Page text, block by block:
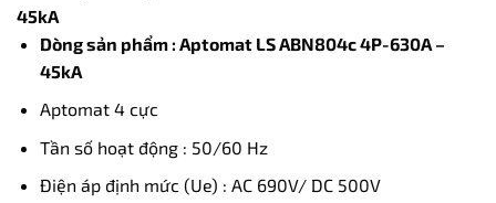
45kA
Dòng sản phẩm : Aptomat LSABN804c 4P-630A –
45kA
Aptomat 4 cực
Tần số hoạt động : 50/60 Hz
Điện áp định mức (Ue) : AC 690V/ DC 500V